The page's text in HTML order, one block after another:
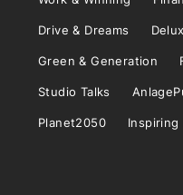
Drive & Dreams
Green & Generation
Studio Talks
Planet2050 Inspiring